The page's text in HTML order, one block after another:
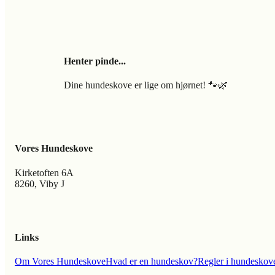
Henter pinde...
Dine hundeskove er lige om hjørnet! 🐾🌿
Vores Hundeskove
Kirketoften 6A
8260, Viby J
Links
Om Vores HundeskoveHvad er en hundeskov?Regler i